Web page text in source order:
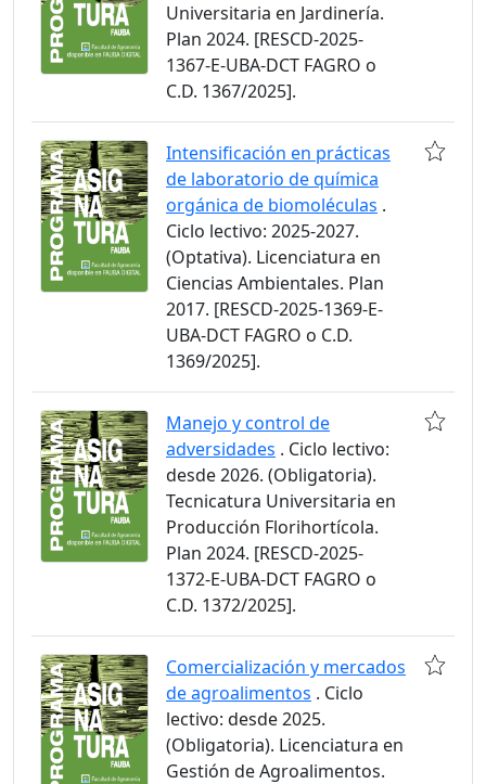
Universitaria en Jardinería.
Plan 2024. [RESCD-2025-
1367-E-UBA-DCT FAGRO o
C.D. 1367/2025].
Intensificación en prácticas
de laboratorio de química
orgánica de biomoléculas .
Ciclo lectivo: 2025-2027.
(Optativa). Licenciatura en
Ciencias Ambientales. Plan
2017. [RESCD-2025-1369-E-
UBA-DCT FAGRO o C.D.
1369/2025].
Manejo y control de
adversidades . Ciclo lectivo:
desde 2026. (Obligatoria).
Tecnicatura Universitaria en
Producción Florihortícola.
Plan 2024. [RESCD-2025-
1372-E-UBA-DCT FAGRO o
C.D. 1372/2025].
Comercialización y mercados
de agroalimentos . Ciclo
lectivo: desde 2025.
(Obligatoria). Licenciatura en
Gestión de Agroalimentos.